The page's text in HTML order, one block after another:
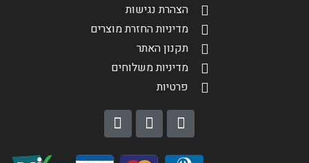
הצהרת נגישות
מדיניות החזרת מוצרים
תקנון האתר
מדיניות משלוחים
פרטיות